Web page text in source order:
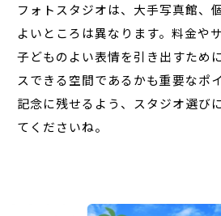
フォトスタジオは、大手写真館、
よいところは異なります。料金や
子どものよい表情を引き出すため
スできる空間であるかも重要なポ
記念に残せるよう、スタジオ選び
てくださいね。